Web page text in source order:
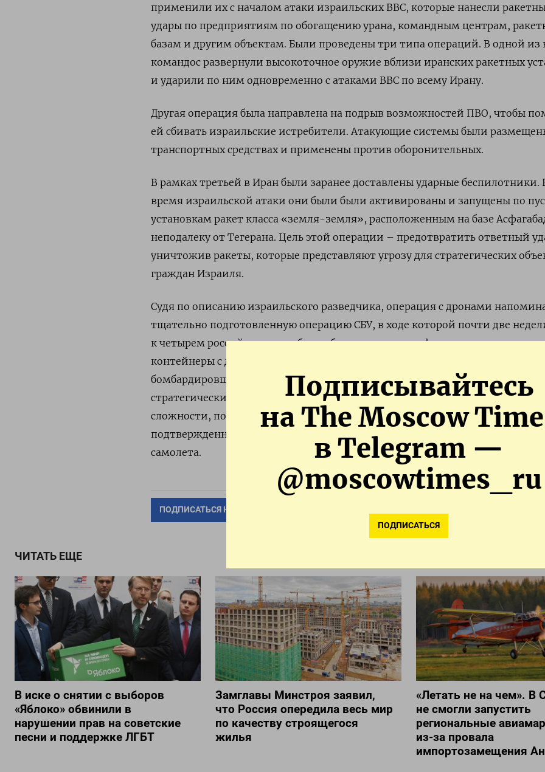
Подписывайтесь
на The Moscow
в Telegram —
@moscowtimes_ru
ПОДПИСАТЬСЯ
применили их с началом атаки израильских ВВС, которые нанесли
удары по предприятиям по обогащению урана, командным центрам,
базам и другим объектам. Были проведены три типа операций. В одной из
командос развернули высокоточное оружие вблизи иранских ракетных
и ударили по ним одновременно с атаками ВВС по всему Ирану.
Другая операция была направлена на подрыв возможностей ПВО, чтобы
ей сбивать израильские истребители. Атакующие системы были
транспортных средствах и применены против оборонительных.
В рамках третьей в Иран были заранее доставлены ударные беспилотники.
время израильской атаки они были были активированы и запущены по
установкам ракет класса «земля-земля», расположенным на базе
неподалеку от Тегерана. Цель этой операции – предотвратить ответный
уничтожив ракеты, которые представляют угрозу для стратегических
граждан Израиля.
Судя по описанию израильского разведчика, операция с дронами
тщательно подготовленную операцию СБУ, в ходе которой почти две
к четырем российским авиабазам были доставлены фуры, в которых
контейнеры с дронами. В нужный момент они были активированы и
бомбардировщики, которые Россия использует для обстрелов Украины, и
стратегические бомбардировщики, способные нести ядерный боезаряд. В
сложности, по разным оценкам, было уничтожено и повреждено от 12
подтвержденное с помощью видеозаписей и спутниковых снимков число)
самолета.
ПОДПИСАТЬСЯ НА ТЕЛЕГРАМ
ЧИТАТЬ ЕЩЕ
В иске о снятии с выборов
«Яблоко» обвинили в
нарушении прав на советские
песни и поддержке ЛГБТ
Замглавы Минстроя заявил,
что Россия опередила весь мир
по качеству строящегося
жилья
«Летать не на чем». В
не смогли запустить
региональные
из-за провала
импортозамещения